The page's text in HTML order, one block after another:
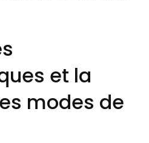
et la
modes de